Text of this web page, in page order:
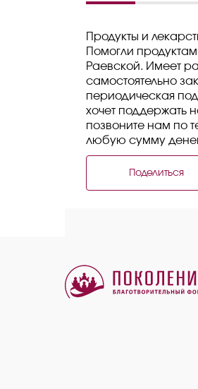
Продукты и
Помогли
Раевской. Имеет
самостоятельно
периодическая
хочет поддержать
позвоните нам по
любую сумму
Поделиться